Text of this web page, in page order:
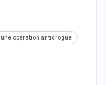
opération antidrogue